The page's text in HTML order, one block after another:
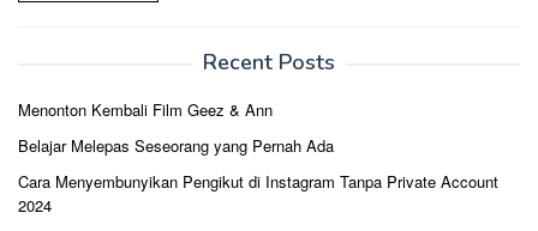
Recent Posts
Menonton Kembali Film Geez & Ann
Belajar Melepas Seseorang yang Pernah Ada
Cara Menyembunyikan Pengikut di Instagram Tanpa Private Account
2024